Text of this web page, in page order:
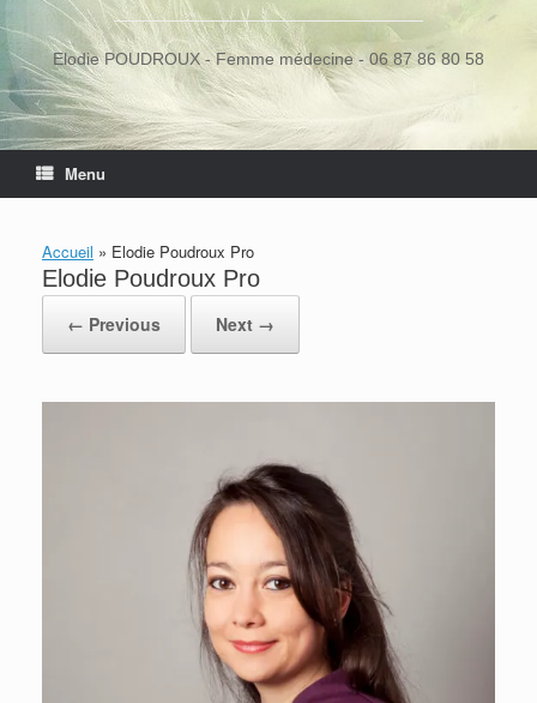
Elodie POUDROUX - Femme médecine - 06 87 86 80 58
Menu
Accueil » Elodie Poudroux Pro
Elodie Poudroux Pro
← Previous Next →